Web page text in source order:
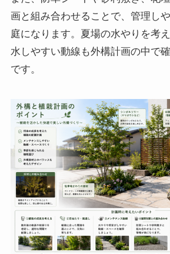
画と組み合わせることで、管理し
庭になります。夏場の水やりを考
水しやすい動線も外構計画の中で
です。